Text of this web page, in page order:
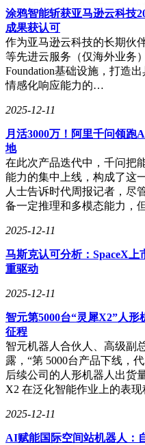
道，“只有当每个环节产生
执行的指令时，智能工作流
的转型方式，正在重新定义
涂鸦智能斩获亚马逊云科技
成果获认可
作为亚马逊云科技的长期伙
等先进云服务（仅海外业务
Foundation基础设施，打造
情感化响应能力的…
2025-12-11
月活3000万！阿里千问领
地
在此次产品迭代中，千问把
能力的集中上线，构成了这
人士告诉时代周报记者，尽
备一定推理和多模态能力，
2025-12-11
马斯克认可分析：SpaceX
重驱动
2025-12-11
智元第5000台“灵犀X2”人
征程
智元机器人合伙人、高级副
露，“第 5000台产品下线，
后续公司的人形机器人出货
X2 在泛化智能作业上的表
2025-12-11
AI赋能国际空间站机器人：